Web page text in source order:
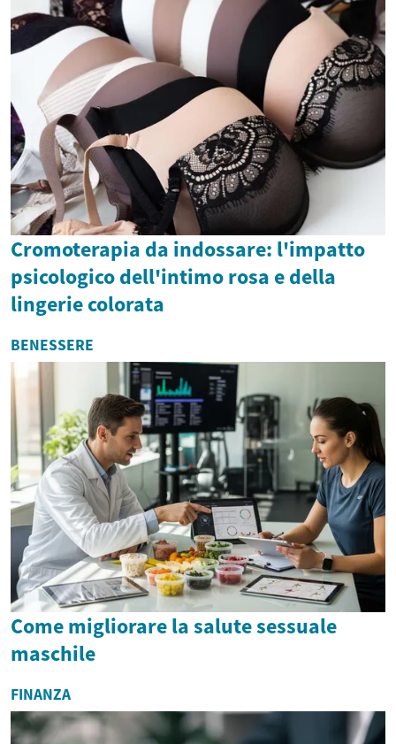
Cromoterapia da indossare: l'impatto
psicologico dell'intimo rosa e della
lingerie colorata
BENESSERE
Come migliorare la salute sessuale
maschile
FINANZA